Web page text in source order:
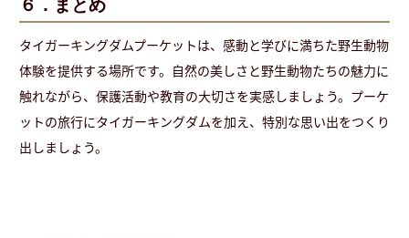
６． まとめ
タイガーキングダムプーケットは、感動と学びに満ちた野生動物
体験を提供する場所です。自然の美しさと野生動物たちの魅力に
触れながら、保護活動や教育の大切さを実感しましょう。プーケ
ットの旅行にタイガーキングダムを加え、特別な思い出をつくり
出しましょう。